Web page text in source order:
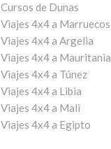
Cursos de Dunas
Viajes 4x4 a Marruecos
Viajes 4x4 a Argelia
Viajes 4x4 a Mauritania
Viajes 4x4 a Túnez
Viajes 4x4 a Libia
Viajes 4x4 a Mali
Viajes 4x4 a Egipto